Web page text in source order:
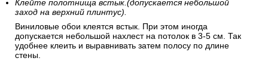
или уровень.
Клейте полотнища встык.(допускается небольшой
заход на верхний плинтус).
Виниловые обои клеятся встык. При этом иногда